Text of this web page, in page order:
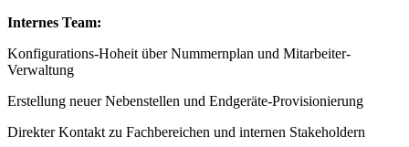
Internes Team:
Konfigurations-Hoheit über Nummernplan und Mitarbeiter-
Verwaltung
Erstellung neuer Nebenstellen und Endgeräte-Provisionierung
Direkter Kontakt zu Fachbereichen und internen Stakeholdern